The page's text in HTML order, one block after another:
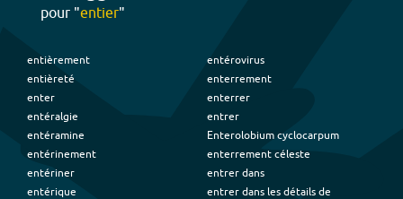
pour "entier"
entièrement
entièreté
enter
entéralgie
entéramine
entérinement
entériner
entérique
entérovirus
enterrement
enterrer
entrer
Enterolobium cyclocarpum
enterrement céleste
entrer dans
entrer dans les détails de